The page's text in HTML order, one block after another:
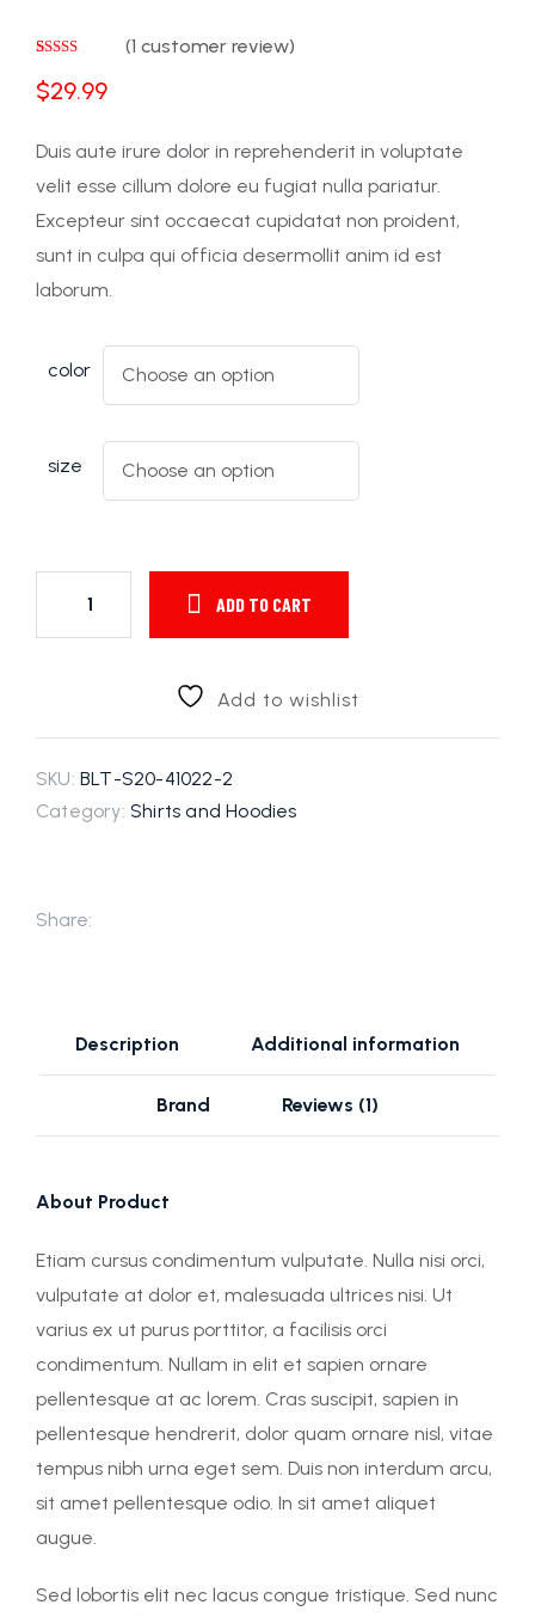
4.00out
of 5 based
rating
(1 customer review)
$29.99
Duis aute irure dolor in reprehenderit in voluptate
velit esse cillum dolore eu fugiat nulla pariatur.
Excepteur sint occaecat cupidatat non proident,
sunt in culpa qui officia desermollit anim id est
laborum.
color
size
ADD TO CART
Add to wishlist
SKU: BLT-S20-41022-2
Category: Shirts and Hoodies
Share:
Description Additional information
Brand Reviews (1)
About Product
Etiam cursus condimentum vulputate. Nulla nisi orci,
vulputate at dolor et, malesuada ultrices nisi. Ut
varius ex ut purus porttitor, a facilisis orci
condimentum. Nullam in elit et sapien ornare
pellentesque at ac lorem. Cras suscipit, sapien in
pellentesque hendrerit, dolor quam ornare nisl, vitae
tempus nibh urna eget sem. Duis non interdum arcu,
sit amet pellentesque odio. In sit amet aliquet
augue.
Sed lobortis elit nec lacus congue tristique. Sed nunc